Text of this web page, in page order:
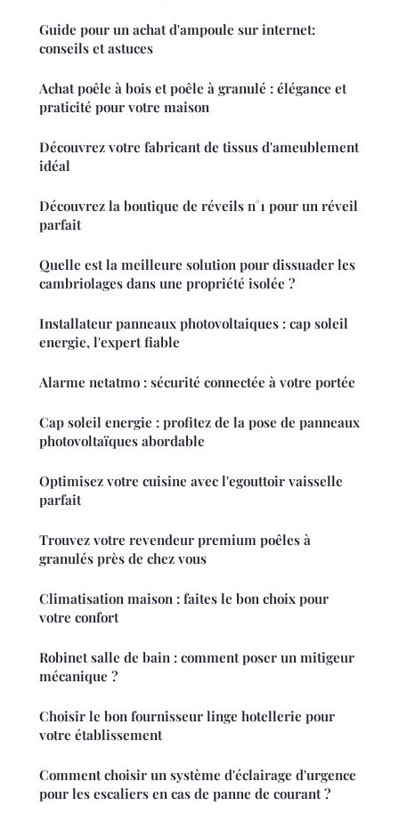
Guide pour un achat d'ampoule sur internet:
conseils et astuces
Achat poêle à bois et poêle à granulé : élégance et
praticité pour votre maison
Découvrez votre fabricant de tissus d'ameublement
idéal
Découvrez la boutique de réveils n°1 pour un réveil
parfait
Quelle est la meilleure solution pour dissuader les
cambriolages dans une propriété isolée ?
Installateur panneaux photovoltaiques : cap soleil
energie, l'expert fiable
Alarme netatmo : sécurité connectée à votre portée
Cap soleil energie : profitez de la pose de panneaux
photovoltaïques abordable
Optimisez votre cuisine avec l'egouttoir vaisselle
parfait
Trouvez votre revendeur premium poêles à
granulés près de chez vous
Climatisation maison : faites le bon choix pour
votre confort
Robinet salle de bain : comment poser un mitigeur
mécanique ?
Choisir le bon fournisseur linge hotellerie pour
votre établissement
Comment choisir un système d'éclairage d'urgence
pour les escaliers en cas de panne de courant ?